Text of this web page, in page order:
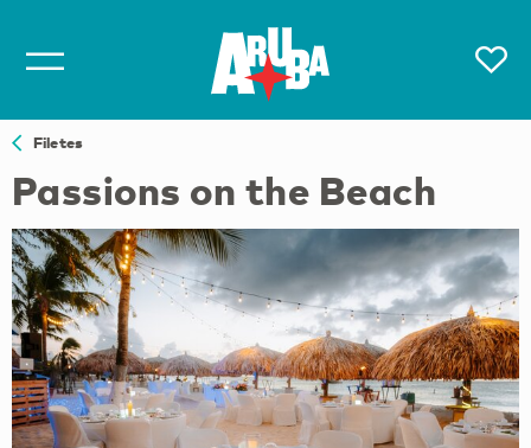
Filetes
Passions on the Beach